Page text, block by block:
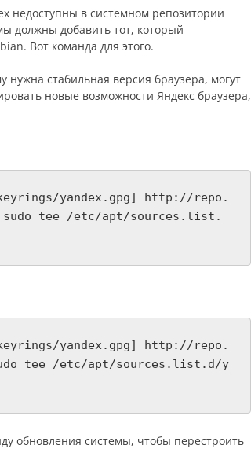
недоступны в системном репозитории
должны добавить тот, который
Вот команда для этого.
нужна стабильная версия браузера, могут
новые возможности Яндекс браузера,
yandex.gpg] http://repo.
sudo tee /etc/apt/sources.list.
yandex.gpg] http://repo.
tee /etc/apt/sources.list.d/y
обновления системы, чтобы перестроить